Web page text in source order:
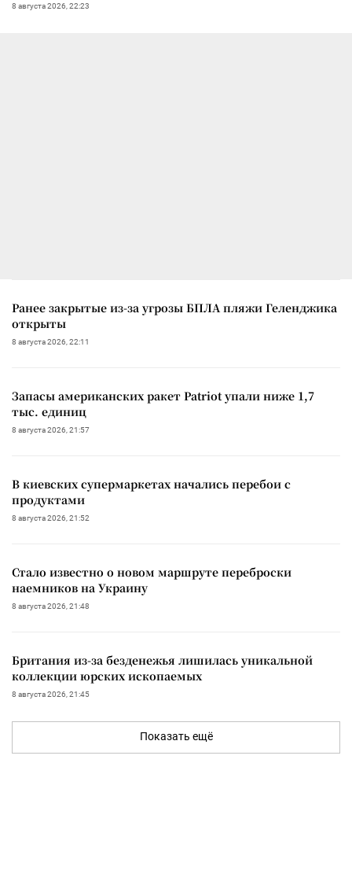
8 августа 2026, 22:23
Ранее закрытые из-за угрозы БПЛА пляжи Геленджика
открыты
8 августа 2026, 22:11
Запасы американских ракет Patriot упали ниже 1,7
тыс. единиц
8 августа 2026, 21:57
В киевских супермаркетах начались перебои с
продуктами
8 августа 2026, 21:52
Стало известно о новом маршруте переброски
наемников на Украину
8 августа 2026, 21:48
Британия из-за безденежья лишилась уникальной
коллекции юрских ископаемых
8 августа 2026, 21:45
Показать ещё